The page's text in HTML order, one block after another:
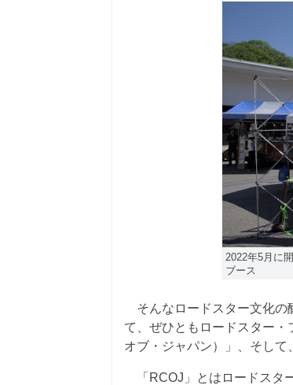
2022年5月に
ブース
そんなロードスター文化の
て、ぜひともロードスター・
オブ・ジャパン）」、そして
「RCOJ」とはロードスタ